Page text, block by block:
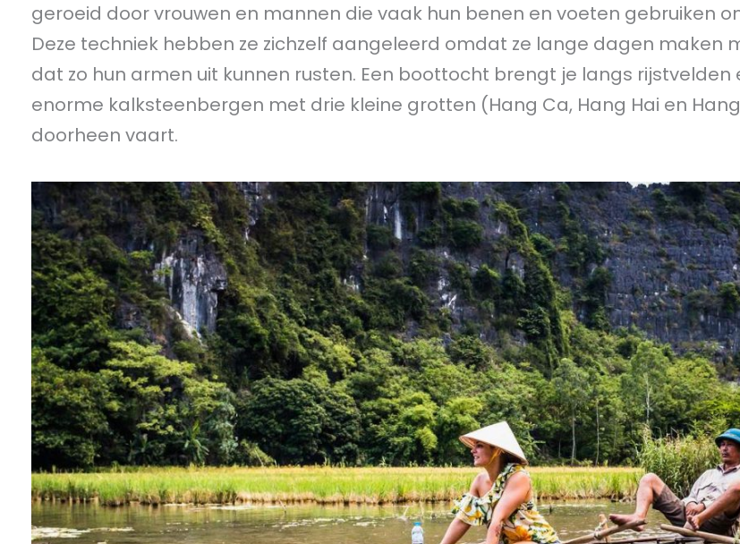
geroeid door vrouwen en mannen die vaak hun benen en voeten gebruiken
Deze techniek hebben ze zichzelf aangeleerd omdat ze lange dagen maken
dat zo hun armen uit kunnen rusten. Een boottocht brengt je langs rijstvelden
enorme kalksteenbergen met drie kleine grotten (Hang Ca, Hang Hai en
doorheen vaart.